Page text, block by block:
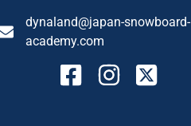
dynaland@japan-snowboard-
academy.com